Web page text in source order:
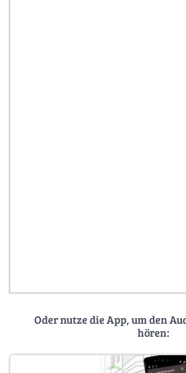
Oder nutze die App, um den
hören: